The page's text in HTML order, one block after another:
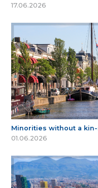
17.06.2026
Minorities without a
01.06.2026